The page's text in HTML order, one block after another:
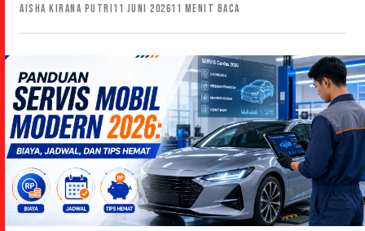
AISHA KIRANA PUTRI 11 JUNI 202611 MENIT BACA